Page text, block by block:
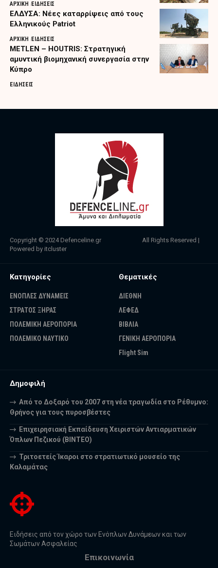
ΑΡΧΙΚΗ ΕΙΔΗΣΕΙΣ
ΕΛΔΥΣΑ: Νέες καταρρίψεις από τους
Ελληνικούς Patriot
ΑΡΧΙΚΗ ΕΙΔΗΣΕΙΣ
METLEN – HOUTRIS: Στρατηγική
αμυντική βιομηχανική συνεργασία στην
Κύπρο
ΕΙΔΗΣΕΙΣ
Copyright © 2024 Defenceline.gr All Rights Reserved |
Powered by itcluster
Κατηγορίες
ΕΝΟΠΛΕΣ ΔΥΝΑΜΕΙΣ
ΣΤΡΑΤΟΣ ΞΗΡΑΣ
ΠΟΛΕΜΙΚΗ ΑΕΡΟΠΟΡΙΑ
ΠΟΛΕΜΙΚΟ ΝΑΥΤΙΚΟ
Θεματικές
ΔΙΕΘΝΗ
ΛΕΦΕΔ
ΒΙΒΛΙΑ
ΓΕΝΙΚΗ ΑΕΡΟΠΟΡΙΑ
Flight Sim
Δημοφιλή
Από το Δοξαρό του 2007 στη νέα τραγωδία στο Ρέθυμνο:
Θρήνος για τους πυροσβέστες
Επιχειρησιακή Εκπαίδευση Χειριστών Αντιαρματικών
Όπλων Πεζικού (ΒΙΝΤΕΟ)
Τριτοετείς Ίκαροι στο στρατιωτικό μουσείο της
Καλαμάτας
Ειδήσεις από τον χώρο των Ενόπλων Δυνάμεων και των
Σωμάτων Ασφαλείας
Επικοινωνία